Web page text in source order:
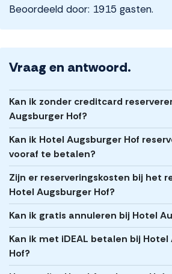
Beoordeeld door: 1915 gasten.
Vraag en antwoord.
Kan ik zonder creditcard
Augsburger Hof?
Kan ik Hotel Augsburger Hof
vooraf te betalen?
Zijn er reserveringskosten bij het
Hotel Augsburger Hof?
Kan ik gratis annuleren bij Hotel
Kan ik met iDEAL betalen bij
Hof?